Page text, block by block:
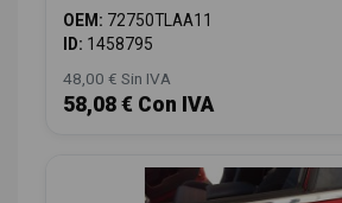
OEM: 72750TLAA11
ID: 1458795
48,00 € Sin IVA
58,08 € Con IVA